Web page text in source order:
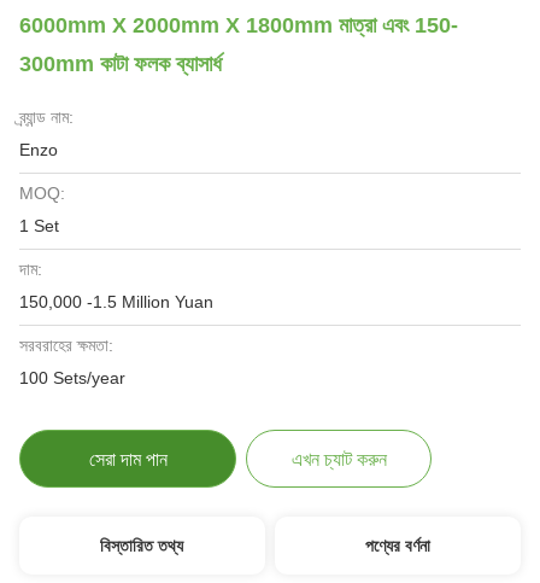
6000mm X 2000mm X 1800mm মাত্রা এবং 150-
300mm কাটা ফলক ব্যাসার্ধ
ব্র্যান্ড নাম:
Enzo
MOQ:
1 Set
দাম:
150,000 -1.5 Million Yuan
সরবরাহের ক্ষমতা:
100 Sets/year
সেরা দাম পান এখন চ্যাট করুন
বিস্তারিত তথ্য পণ্যের বর্ণনা